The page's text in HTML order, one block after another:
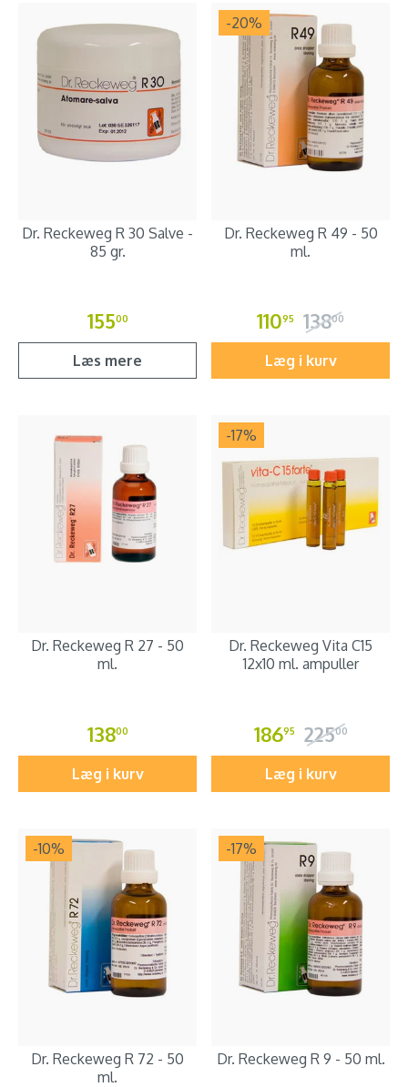
Dr. Reckeweg R 30 Salve -
85 gr.
15500
Læs mere
-20%
Dr. Reckeweg R 49 - 50
ml.
11095 13800
Læg i kurv
Dr. Reckeweg R 27 - 50
ml.
13800
Læg i kurv
-17%
Dr. Reckeweg Vita C15
12x10 ml. ampuller
18695 22500
Læg i kurv
-10%
Dr. Reckeweg R 72 - 50
ml.
-17%
Dr. Reckeweg R 9 - 50 ml.